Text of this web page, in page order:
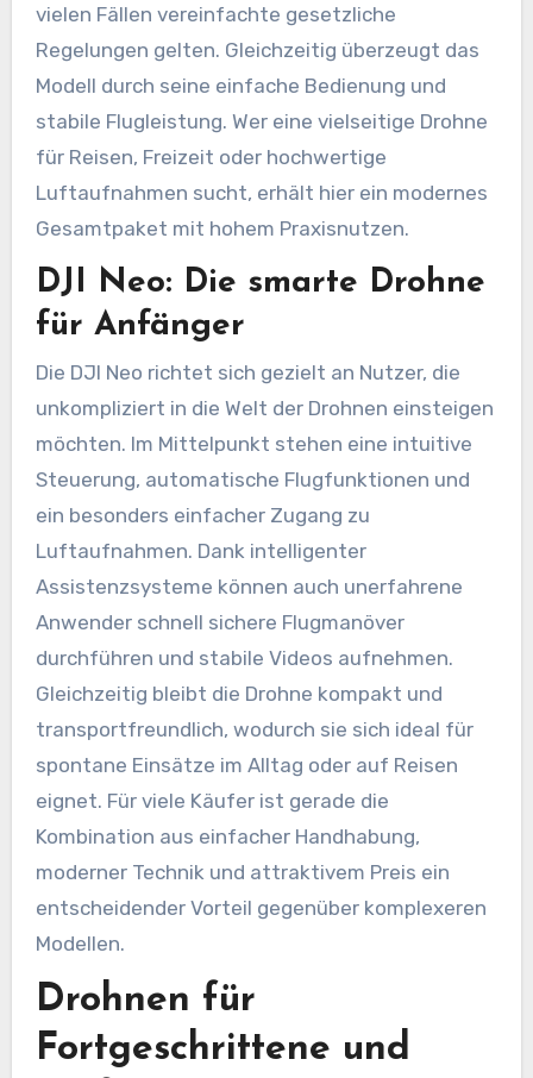
vielen Fällen vereinfachte gesetzliche
Regelungen gelten. Gleichzeitig überzeugt das
Modell durch seine einfache Bedienung und
stabile Flugleistung. Wer eine vielseitige Drohne
für Reisen, Freizeit oder hochwertige
Luftaufnahmen sucht, erhält hier ein modernes
Gesamtpaket mit hohem Praxisnutzen.
DJI Neo: Die smarte Drohne
für Anfänger
Die DJI Neo richtet sich gezielt an Nutzer, die
unkompliziert in die Welt der Drohnen einsteigen
möchten. Im Mittelpunkt stehen eine intuitive
Steuerung, automatische Flugfunktionen und
ein besonders einfacher Zugang zu
Luftaufnahmen. Dank intelligenter
Assistenzsysteme können auch unerfahrene
Anwender schnell sichere Flugmanöver
durchführen und stabile Videos aufnehmen.
Gleichzeitig bleibt die Drohne kompakt und
transportfreundlich, wodurch sie sich ideal für
spontane Einsätze im Alltag oder auf Reisen
eignet. Für viele Käufer ist gerade die
Kombination aus einfacher Handhabung,
moderner Technik und attraktivem Preis ein
entscheidender Vorteil gegenüber komplexeren
Modellen.
Drohnen für
Fortgeschrittene und